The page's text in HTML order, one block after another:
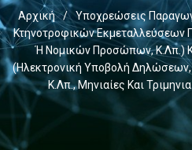
Αρχική /
Υποχρεώσεις
Κτηνοτροφικών Εκμεταλλεύσεων
Ή Νομικών Προσώπων, Κ.λπ.)
(ηλεκτρονική Υποβολή Δηλώσεων,
Κ.λπ., Μηνιαίες Και